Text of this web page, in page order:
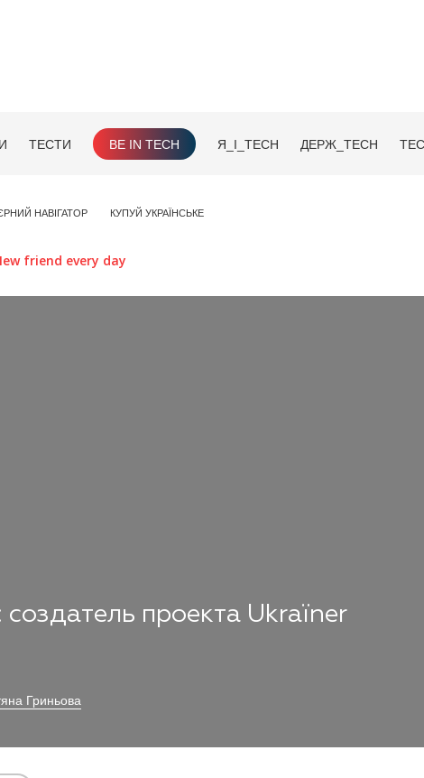
ТЕСТИ BE IN TECH Я_І_TECH ДЕРЖ_TECH
НАВІГАТОР КУПУЙ УКРАЇНСЬКЕ
friend every day
проекта Ukraїner
Гриньова